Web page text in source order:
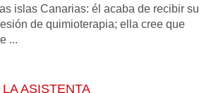
islas Canarias: él acaba de recibir su
de quimioterapia; ella cree que
...
ASISTENTA